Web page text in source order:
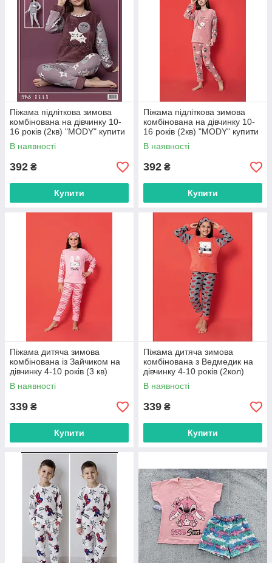
Піжама підліткова зимова
комбінована на дівчинку 10-
16 років (2кв) "MODY" купити
гуртом в Одесі на 7 км
В наявності
392 ₴
Купити
Піжама підліткова зимова
комбінована на дівчинку 10-
16 років (2кв) "MODY" купити
гуртом в Одесі на 7 км
В наявності
392 ₴
Купити
Піжама дитяча зимова
комбінована із Зайчиком на
дівчинку 4-10 років (3 кв)
"MODY" купити гуртом в
Одесі на 7 км
В наявності
339 ₴
Купити
Піжама дитяча зимова
комбінована з Ведмедик на
дівчинку 4-10 років (2кол)
"MODY" купити гуртом в
Одесі на 7 км
В наявності
339 ₴
Купити